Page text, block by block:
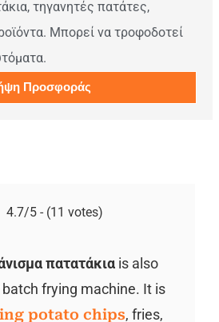
τηγανητές πατάτες,
Μπορεί να τροφοδοτεί
Προσφοράς
4.7/5 - (11 votes)
πατατάκιαis also
frying machine. It is
potato chips, fries,